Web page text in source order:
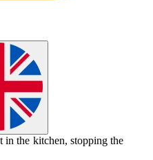
in the kitchen, stopping the